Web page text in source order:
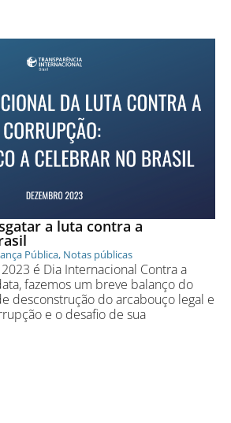
a luta contra a
Pública, Notas públicas
é Dia Internacional Contra a
fazemos um breve balanço do
desconstrução do arcabouço legal e
e o desafio de sua